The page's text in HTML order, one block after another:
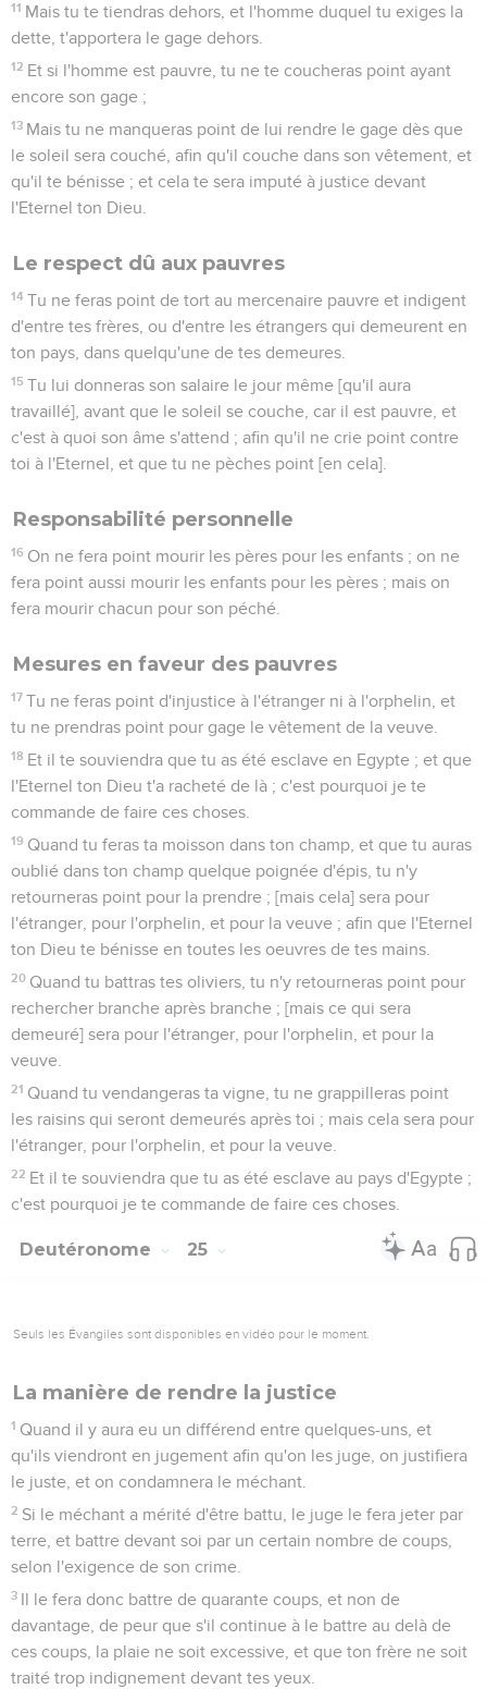
11 Mais tu te tiendras dehors, et l'homme duquel tu exiges la
dette, t'apportera le gage dehors.
12 Et si l'homme est pauvre, tu ne te coucheras point ayant
encore son gage ;
13 Mais tu ne manqueras point de lui rendre le gage dès que
le soleil sera couché, afin qu'il couche dans son vêtement, et
qu'il te bénisse ; et cela te sera imputé à justice devant
l'Eternel ton Dieu.
Le respect dû aux pauvres
14 Tu ne feras point de tort au mercenaire pauvre et indigent
d'entre tes frères, ou d'entre les étrangers qui demeurent en
ton pays, dans quelqu'une de tes demeures.
15 Tu lui donneras son salaire le jour même [qu'il aura
travaillé], avant que le soleil se couche, car il est pauvre, et
c'est à quoi son âme s'attend ; afin qu'il ne crie point contre
toi à l'Eternel, et que tu ne pèches point [en cela].
Responsabilité personnelle
16 On ne fera point mourir les pères pour les enfants ; on ne
fera point aussi mourir les enfants pour les pères ; mais on
fera mourir chacun pour son péché.
Mesures en faveur des pauvres
17 Tu ne feras point d'injustice à l'étranger ni à l'orphelin, et
tu ne prendras point pour gage le vêtement de la veuve.
18 Et il te souviendra que tu as été esclave en Egypte ; et que
l'Eternel ton Dieu t'a racheté de là ; c'est pourquoi je te
commande de faire ces choses.
19 Quand tu feras ta moisson dans ton champ, et que tu auras
oublié dans ton champ quelque poignée d'épis, tu n'y
retourneras point pour la prendre ; [mais cela] sera pour
l'étranger, pour l'orphelin, et pour la veuve ; afin que l'Eternel
ton Dieu te bénisse en toutes les oeuvres de tes mains.
20 Quand tu battras tes oliviers, tu n'y retourneras point pour
rechercher branche après branche ; [mais ce qui sera
demeuré] sera pour l'étranger, pour l'orphelin, et pour la
veuve.
21 Quand tu vendangeras ta vigne, tu ne grappilleras point
les raisins qui seront demeurés après toi ; mais cela sera pour
l'étranger, pour l'orphelin, et pour la veuve.
22 Et il te souviendra que tu as été esclave au pays d'Egypte ;
c'est pourquoi je te commande de faire ces choses.
Deutéronome 25
Seuls les Évangiles sont disponibles en vidéo pour le moment.
La manière de rendre la justice
1 Quand il y aura eu un différend entre quelques-uns, et
qu'ils viendront en jugement afin qu'on les juge, on justifiera
le juste, et on condamnera le méchant.
2 Si le méchant a mérité d'être battu, le juge le fera jeter par
terre, et battre devant soi par un certain nombre de coups,
selon l'exigence de son crime.
3 Il le fera donc battre de quarante coups, et non de
davantage, de peur que s'il continue à le battre au delà de
ces coups, la plaie ne soit excessive, et que ton frère ne soit
traité trop indignement devant tes yeux.